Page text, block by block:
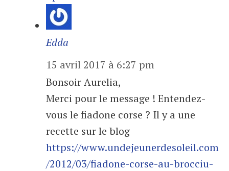
Edda
15 avril 2017 à 6:27 pm
Bonsoir Aurelia,
Merci pour le message ! Entendez-
vous le fiadone corse ? Il y a une
recette sur le blog
https://www.undejeunerdesoleil.com
/2012/03/fiadone-corse-au-brocciu-